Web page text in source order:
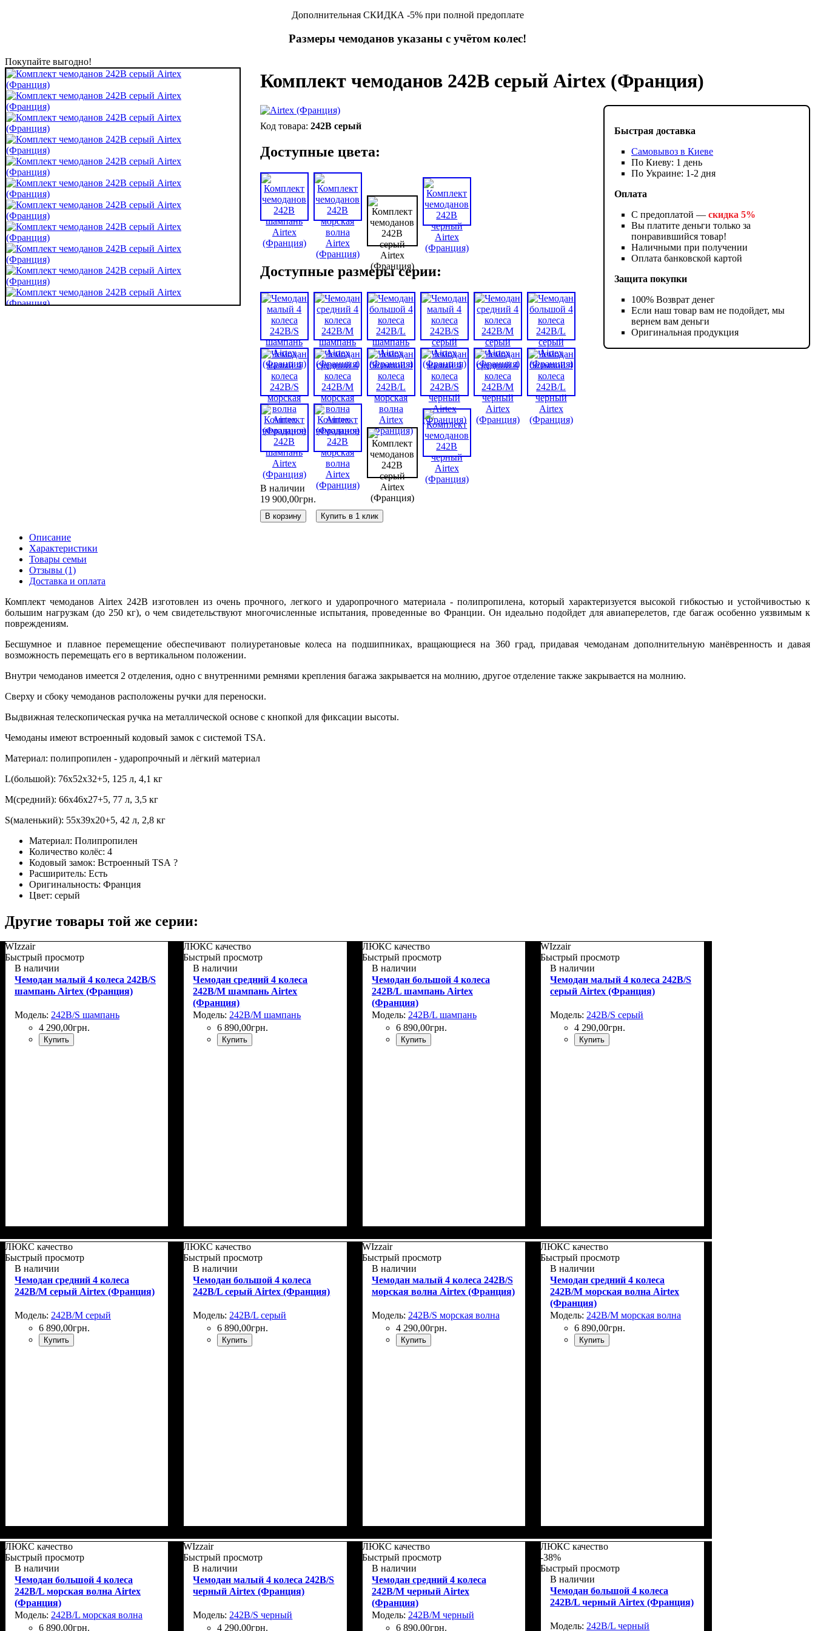
Дополнительная СКИДКА -5% при полной предоплате
Размеры чемоданов указаны с учётом колес!
Покупайте выгодно!
Комплект чемоданов 242B серый Airtex (Франция)
Быстрая доставка
Самовывоз в Киеве
По Киеву: 1 день
По Украине: 1-2 дня
Оплата
С предоплатой —скидка 5%
Вы платите деньги только за
понравившийся товар!
Наличными при получении
Оплата банковской картой
Защита покупки
100% Возврат денег
Если наш товар вам не подойдет, мы
вернем вам деньги
Оригинальная продукция
242B серый
Доступные цвета:
Доступные размеры серии:
В наличии
19 900,00грн.
В корзину Купить в 1 клик
Описание
Характеристики
Товары семьи
Отзывы (1)
Доставка и оплата
Комплект чемоданов Airtex 242B изготовлен из очень прочного, легкого и ударопрочного материала - полипропилена, который характеризуется высокой гибкостью и устойчивостью к
большим нагрузкам (до 250 кг), о чем свидетельствуют многочисленные испытания, проведенные во Франции. Он идеально подойдет для авиаперелетов, где багаж особенно уязвимым к
повреждениям.
Бесшумное и плавное перемещение обеспечивают полиуретановые колеса на подшипниках, вращающиеся на 360 град, придавая чемоданам дополнительную манёвренность и давая
возможность перемещать его в вертикальном положении.
Внутри чемоданов имеется 2 отделения, одно с внутренними ремнями крепления багажа закрывается на молнию, другое отделение также закрывается на молнию.
Сверху и сбоку чемоданов расположены ручки для переноски.
Выдвижная телескопическая ручка на металлической основе с кнопкой для фиксации высоты.
Чемоданы имеют встроенный кодовый замок с системой TSA.
Материал: полипропилен - ударопрочный и лёгкий материал
L(большой): 76x52x32+5, 125 л, 4,1 кг
M(средний): 66x46x27+5, 77 л, 3,5 кг
S(маленький): 55x39x20+5, 42 л, 2,8 кг
Материал: Полипропилен
Количество колёс: 4
Кодовый замок: Встроенный TSA ?
Расширитель: Есть
Оригинальность: Франция
Цвет: серый
Другие товары той же серии:
WIzzair
Быстрый просмотр
В наличии
Чемодан малый 4 колеса 242B/S
шампань Airtex (Франция)
Модель: 242B/S шампань
4 290,00грн.
Купить
ЛЮКС качество
Быстрый просмотр
В наличии
Чемодан средний 4 колеса
242B/M шампань Airtex
(Франция)
Модель:242B/M шампань
6 890,00грн.
Купить
ЛЮКС качество
Быстрый просмотр
В наличии
Чемодан большой 4 колеса
242B/L шампань Airtex
(Франция)
Модель: 242B/L шампань
6 890,00грн.
Купить
WIzzair
Быстрый просмотр
В наличии
Чемодан малый 4 колеса 242B/S
серый Airtex (Франция)
Модель:242B/S серый
4 290,00грн.
Купить
ЛЮКС качество
Быстрый просмотр
В наличии
Чемодан средний 4 колеса
242B/M серый Airtex (Франция)
Модель: 242B/M серый
6 890,00грн.
Купить
ЛЮКС качество
Быстрый просмотр
В наличии
Чемодан большой 4 колеса
242B/L серый Airtex (Франция)
Модель: 242B/L серый
6 890,00грн.
Купить
WIzzair
Быстрый просмотр
В наличии
Чемодан малый 4 колеса 242B/S
морская волна Airtex (Франция)
Модель: 242B/S морская волна
4 290,00грн.
Купить
ЛЮКС качество
Быстрый просмотр
В наличии
Чемодан средний 4 колеса
242B/M морская волна Airtex
(Франция)
Модель: 242B/M морская волна
6 890,00грн.
Купить
ЛЮКС качество
Быстрый просмотр
В наличии
Чемодан большой 4 колеса
242B/L морская волна Airtex
(Франция)
Модель: 242B/L морская волна
6 890,00грн.
WIzzair
Быстрый просмотр
В наличии
Чемодан малый 4 колеса 242B/S
черный Airtex (Франция)
Модель: 242B/S черный
4 290,00грн.
ЛЮКС качество
Быстрый просмотр
В наличии
Чемодан средний 4 колеса
242B/M черный Airtex
(Франция)
Модель: 242B/M черный
6 890,00грн.
ЛЮКС качество
-38%
Быстрый просмотр
В наличии
Чемодан большой 4 колеса
242B/L черный Airtex (Франция)
Модель: 242B/L черный